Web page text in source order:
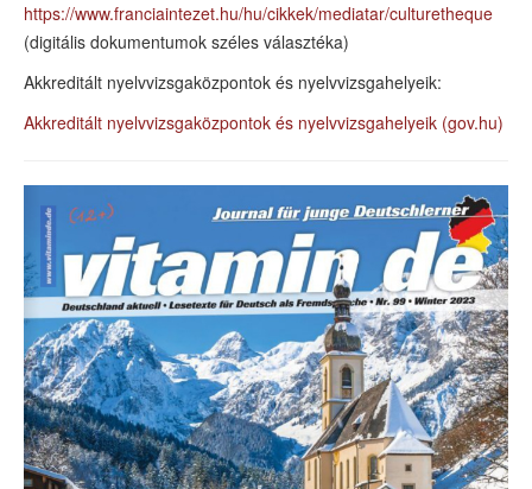
https://www.franciaintezet.hu/hu/cikkek/mediatar/culturetheque
(digitális dokumentumok széles választéka)
Akkreditált nyelvvizsgaközpontok és nyelvvizsgahelyeik:
Akkreditált nyelvvizsgaközpontok és nyelvvizsgahelyeik (gov.hu)